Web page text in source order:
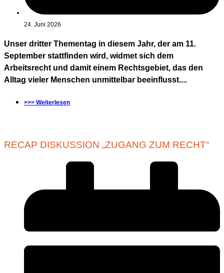
24. Juni 2026
Unser dritter Thementag in diesem Jahr, der am 11.
September stattfinden wird, widmet sich dem
Arbeitsrecht und damit einem Rechtsgebiet, das den
Alltag vieler Menschen unmittelbar beeinflusst....
>>> Weiterlesen
RECAP DISKUSSION „ZUGANG ZUM RECHT“